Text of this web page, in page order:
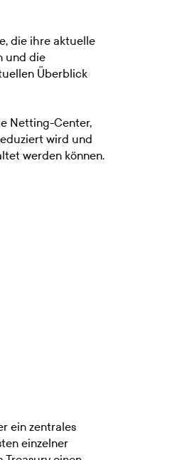
die ihre aktuelle
und die
Überblick
Netting-Center,
wird und
werden können.
ein zentrales
einzelner